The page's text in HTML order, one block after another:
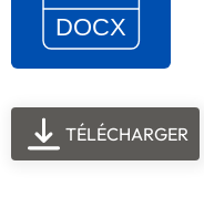
TÉLÉCHARGER